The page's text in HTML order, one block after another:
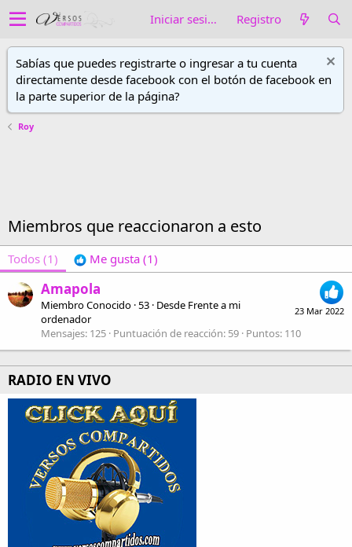
Iniciar sesión Registro
Sabías que puedes registrarte o ingresar a tu cuenta
directamente desde facebook con el botón de facebook en
la parte superior de la página?
Roy
Miembros que reaccionaron a esto
Todos (1) Me gusta (1)
23 Mar 2022
Amapola
Miembro Conocido ·53 · Desde Frente a mi
ordenador
Mensajes 125 Puntuación de reacción 59 Puntos 110
RADIO EN VIVO